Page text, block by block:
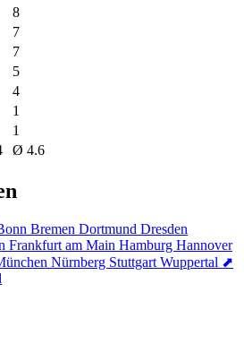
8
7
7
5
4
1
1
Ø 4.6
Bremen Dortmund Dresden
Frankfurt am Main Hamburg Hannover
Nürnberg Stuttgart Wuppertal ⬈